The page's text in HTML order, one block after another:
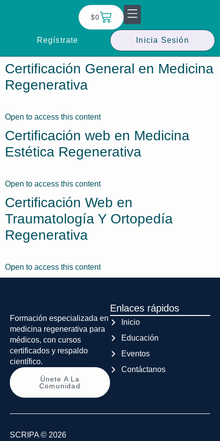
$0
Regístrate Inicia Sesión
Certificación General en Medicina
Regenerativa
Open to access this content
Certificación web en Medicina
Estética Regenerativa
Open to access this content
Certificación Web en
Traumatología Y Ortopedía
Regenerativa
Open to access this content
Formación especializada en
medicina regenerativa para
médicos, con cursos
certificados y respaldo
científico.
Únete A La
Comunidad
Enlaces rápidos
Inicio
Educación
Eventos
Contáctanos
SCRIPA © 2026